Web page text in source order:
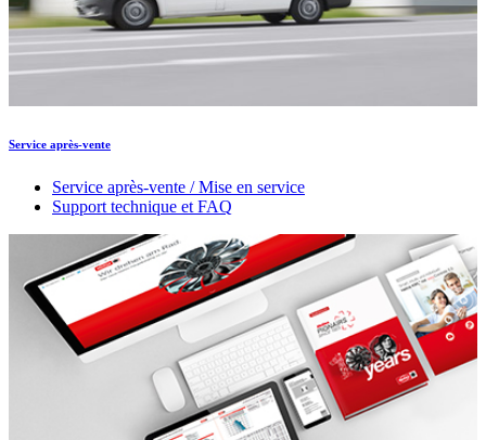
Service après-vente
Service après-vente / Mise en service
Support technique et FAQ